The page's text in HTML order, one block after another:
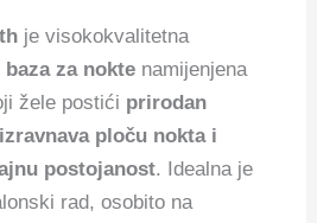
je visokokvalitetna
za nokte namijenjena
žele postići prirodan
ploču nokta i
postojanost. Idealna je
rad, osobito na